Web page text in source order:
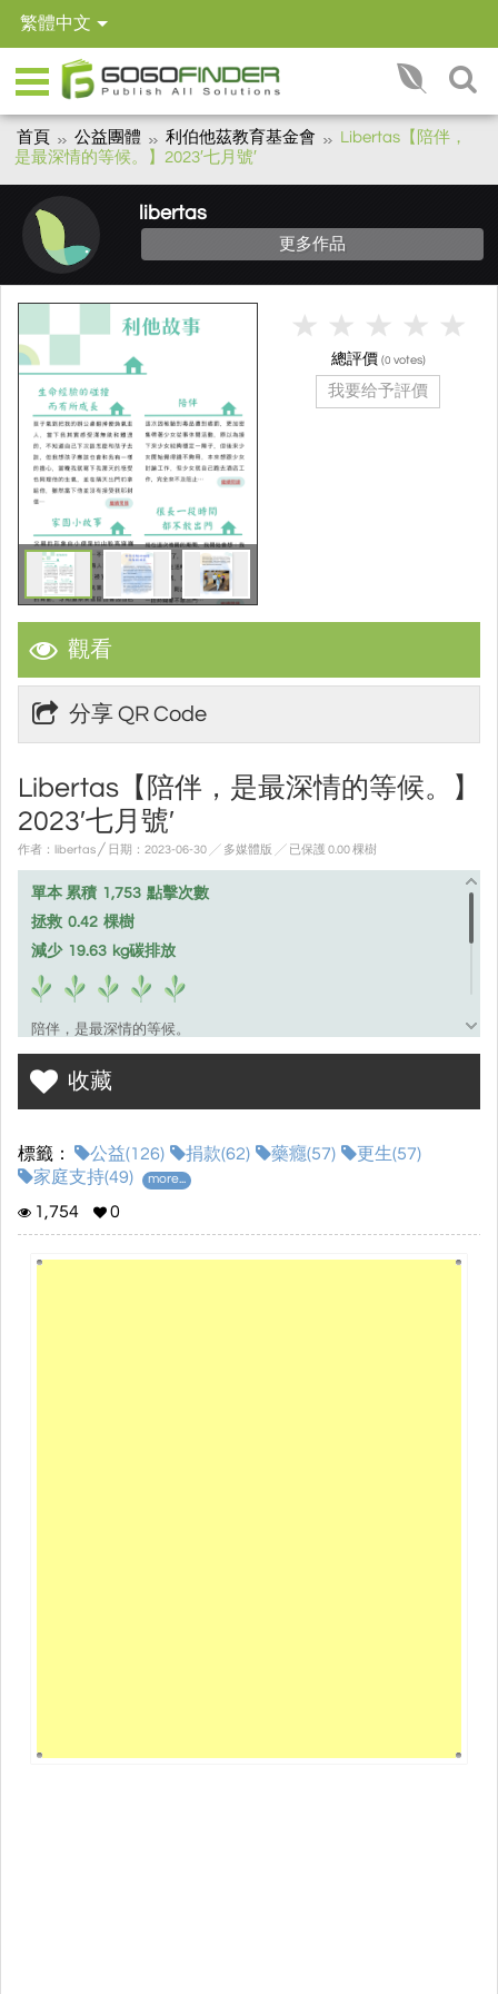
繁體中文
首頁 公益團體 利伯他茲教育基金會
Libertas【陪伴，
是最深情的等候。】2023′七月號′
libertas
更多作品
觀看
分享 QR Code
Libertas【陪伴，是最深情的等候。】
2023′七月號′
作者：libertas ╱ 日期：2023-06-30 ╱ 多媒體版 ╱ 已保護 0.00 棵樹
單本 累積 1,753 點擊次數
拯救 0.42 棵樹
減少 19.63 kg碳排放
陪伴，是最深情的等候。
服務專線﹕(02)2936-3201
官方網站﹕https://www.libertas.org.tw/
FB粉絲團﹕https://www.facebook.com/Libertas.org/
收藏
標籤： 公益(126) 捐款(62) 藥癮(57)
更生(57)
家庭支持(49)
more...
1,754 0
總評價 (0 votes)
我要给予評價